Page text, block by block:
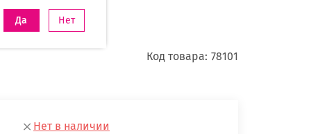
Да Нет
Код товара: 78101
Нет в наличии